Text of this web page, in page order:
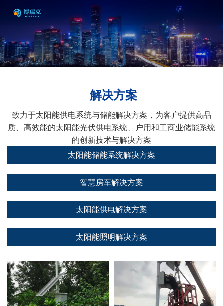
解决方案
致力于太阳能供电系统与储能解决方案，为客户提供高品
质、高效能的太阳能光伏供电系统、户用和工商业储能系统
的创新技术与解决方案
太阳能储能系统解决方案
智慧房车解决方案
太阳能供电解决方案
太阳能照明解决方案